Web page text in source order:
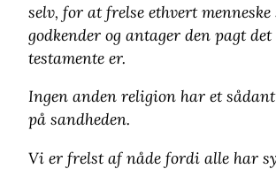
selv, for at frelse ethvert menneske
godkender og antager den pagt det
testamente er.
Ingen anden religion har et
på sandheden.
Vi er frelst af nåde fordi alle har